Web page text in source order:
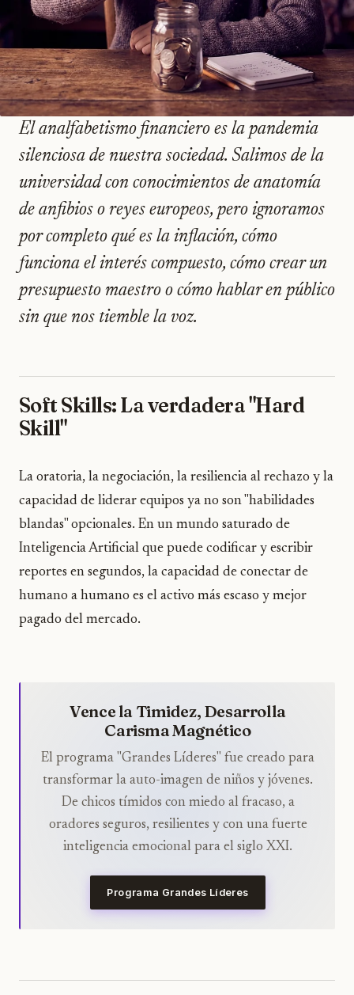
El analfabetismo financiero es la pandemia
silenciosa de nuestra sociedad. Salimos de la
universidad con conocimientos de anatomía
de anfibios o reyes europeos, pero ignoramos
por completo qué es la inflación, cómo
funciona el interés compuesto, cómo crear un
presupuesto maestro o cómo hablar en público
sin que nos tiemble la voz.
Soft Skills: La verdadera "Hard
Skill"
La oratoria, la negociación, la resiliencia al rechazo y la
capacidad de liderar equipos ya no son "habilidades
blandas" opcionales. En un mundo saturado de
Inteligencia Artificial que puede codificar y escribir
reportes en segundos, la capacidad de conectar de
humano a humano es el activo más escaso y mejor
pagado del mercado.
Vence la Timidez, Desarrolla
Carisma Magnético
El programa "Grandes Líderes" fue creado para
transformar la auto-imagen de niños y jóvenes.
De chicos tímidos con miedo al fracaso, a
oradores seguros, resilientes y con una fuerte
inteligencia emocional para el siglo XXI.
Programa Grandes Líderes